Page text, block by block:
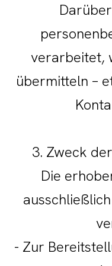
verarbeitet,
übermitteln –
3. Zweck
Die
- Zur